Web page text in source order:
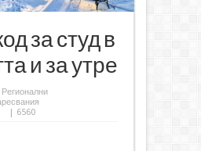
за студ в
и за утре
Регионални
| 6560